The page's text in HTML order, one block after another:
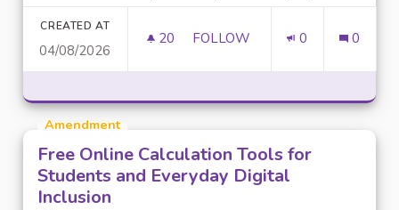
CREATED AT
04/08/2026
20 20 FOLLOWERS
FOLLOW 0 0
Amendment
Free Online Calculation Tools for
Students and Everyday Digital
Inclusion